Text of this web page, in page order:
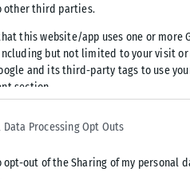
other third parties.
this website/app uses one or more
but not limited to your visit or
and its third-party tags to use
section.
Data Processing Opt Outs
opt-out of the Sharing of my personal
και χρειάστηκε να νοσηλευτεί
της πνεύμα, γράφοντας
υπενθύμισε σε όλους την
Ας κρατήσουμε, λοιπόν, την